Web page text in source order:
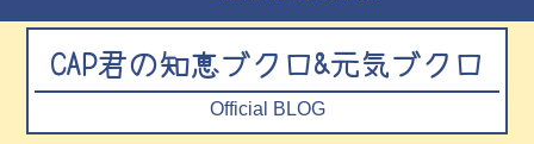
CAP君の知恵ブクロ&元気ブクロ
Official BLOG